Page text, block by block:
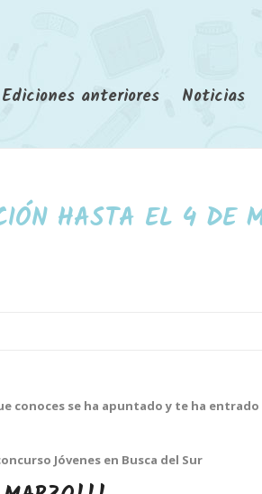
Ediciones anteriores Noticias
HASTA EL 4 DE
conoces se ha apuntado y te ha
Jóvenes en Busca del Sur